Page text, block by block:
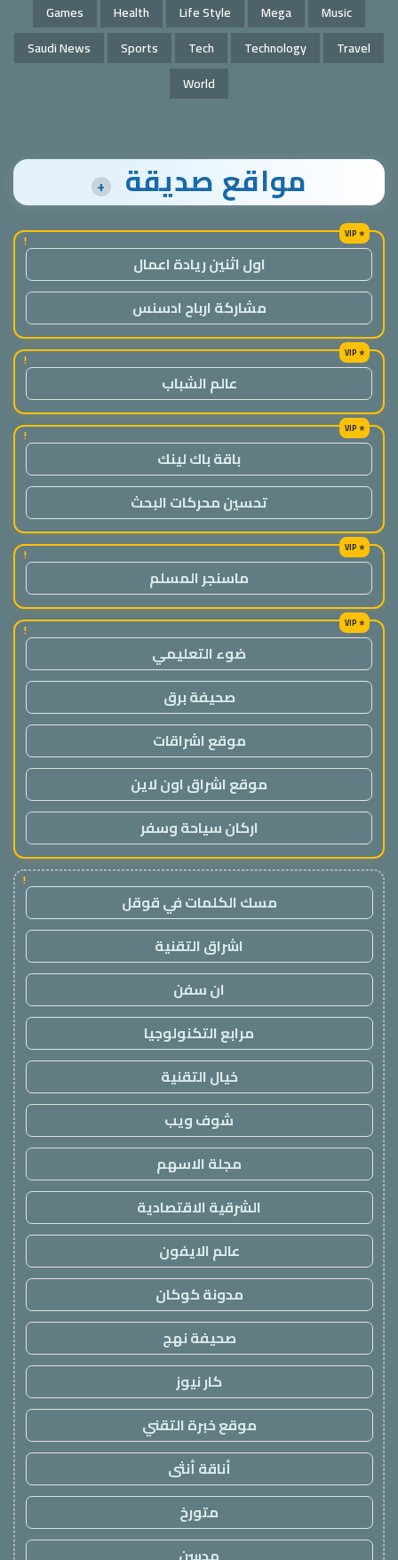
Games
Health Life Style Mega
Music
Saudi News
Sports Tech Technology
Travel
World
مواقع صديقة +
!
اول اثنين ريادة اعمال
مشاركة ارباح ادسنس
!
عالم الشباب
!
باقة باك لينك
تحسين محركات البحث
!
ماسنجر المسلم
!
ضوء التعليمي
صحيفة برق
موقع اشراقات
موقع اشراق اون لاين
اركان سياحة وسفر
!
مسك الكلمات في قوقل
اشراق التقنية
ان سفن
مرابع التكنولوجيا
خيال التقنية
شوف ويب
مجلة الاسهم
الشرقية الاقتصادية
عالم الايفون
مدونة كوكان
صحيفة نهج
كار نيوز
موقع خبرة التقني
أناقة أنثى
متورخ